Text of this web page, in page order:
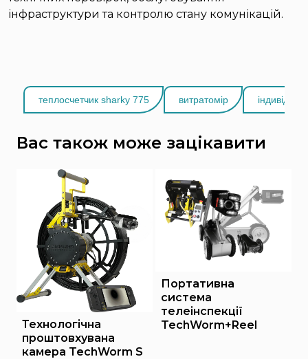
інфраструктури та контролю стану комунікацій.
теплосчетчик sharky 775 витратомір
Вас також може зацікавити
Технологічна
проштовхувана
камера TechWorm S
Портативна
система
телеінспекції
TechWorm+Reel